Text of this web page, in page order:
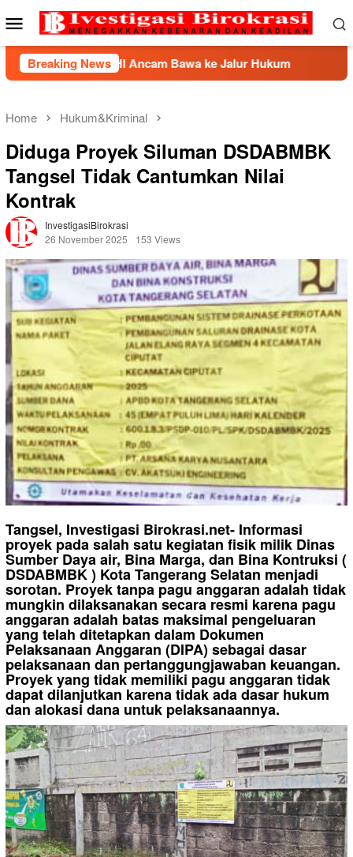
to
Mobile
Menu
Breaking News
Ancam Bawa ke Jalur Hukum Kemnaker
Home Hukum&Kriminal
Diduga Proyek Siluman DSDABMBK
Tangsel Tidak Cantumkan Nilai
Kontrak
InvestigasiBirokrasi
26 November 2025
153 Views
Tangsel, Investigasi Birokrasi.net- Informasi
proyek pada salah satu kegiatan fisik milik Dinas
Sumber Daya air, Bina Marga, dan Bina Kontruksi (
DSDABMBK ) Kota Tangerang Selatan menjadi
sorotan. Proyek tanpa pagu anggaran adalah tidak
mungkin dilaksanakan secara resmi karena pagu
anggaran adalah batas maksimal pengeluaran
yang telah ditetapkan dalam Dokumen
Pelaksanaan Anggaran (DIPA) sebagai dasar
pelaksanaan dan pertanggungjawaban keuangan.
Proyek yang tidak memiliki pagu anggaran tidak
dapat dilanjutkan karena tidak ada dasar hukum
dan alokasi dana untuk pelaksanaannya.